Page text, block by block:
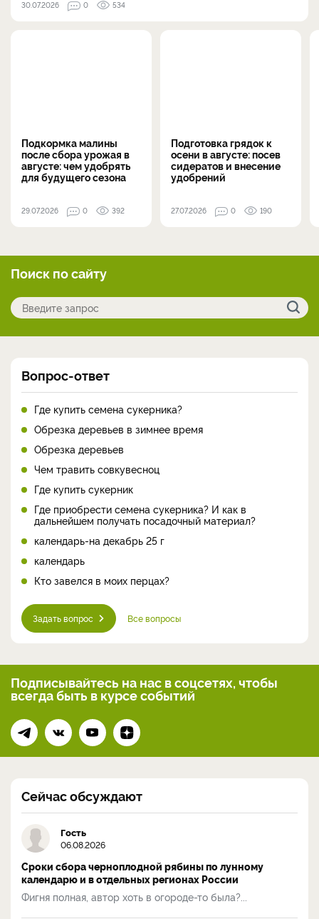
30.07.2026 0 534
Подкормка малины
после сбора урожая в
августе: чем удобрять
для будущего сезона
29.07.2026 0 392
Подготовка грядок к
осени в августе: посев
сидератов и внесение
удобрений
27.07.2026 0 190
Поиск по сайту
Вопрос-ответ
Где купить семена сукерника?
Обрезка деревьев в зимнее время
Обрезка деревьев
Чем травить совкувесноц
Где купить сукерник
Где приобрести семена сукерника? И как в
дальнейшем получать посадочный материал?
календарь-на декабрь 25 г
календарь
Кто завелся в моих перцах?
Задать вопрос Все вопросы
Подписывайтесь на нас в соцсетях, чтобы
всегдабыть в курсе событий
Сейчас обсуждают
Гость
06.08.2026
Сроки сбора черноплодной рябины по лунному
календарю и в отдельных регионах России
Фигня полная, автор хоть в огороде-то была?...